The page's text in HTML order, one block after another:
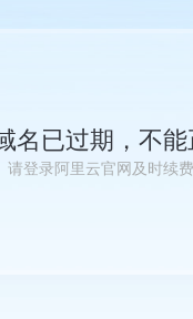
名已过期，不
请登录阿里云官网及时续